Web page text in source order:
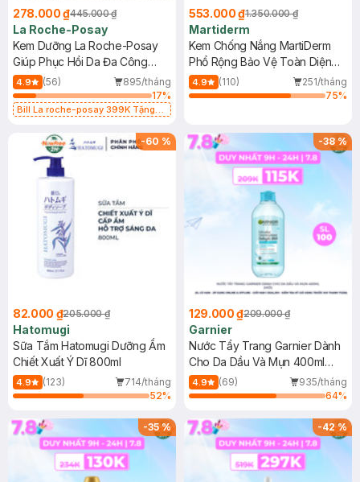
278.000 ₫445.000 ₫
La Roche-Posay
Kem Dưỡng La Roche-Posay
Giúp Phục Hồi Da Đa Công
Dụng 40ml
4.9 (56)
895/tháng
17%
Bill La roche-posay 399K Tặng
(SL có hạn)
553.000 ₫1.350.000 ₫
Martiderm
Kem Chống Nắng MartiDerm
Phổ Rộng Bảo Vệ Toàn Diện
40ml
4.9 (110)
251/tháng
75%
-60 %
82.000 ₫205.000 ₫
Hatomugi
Sữa Tắm Hatomugi Dưỡng Ẩm
Chiết Xuất Ý Dĩ 800ml
4.9 (123)
714/tháng
52%
-38%
129.000 ₫209.000 ₫
Garnier
Nước Tẩy Trang Garnier Dành
Cho Da Dầu Và Mụn 400ml
(Mới)
4.9 (69)
935/tháng
64%
-35% -42%